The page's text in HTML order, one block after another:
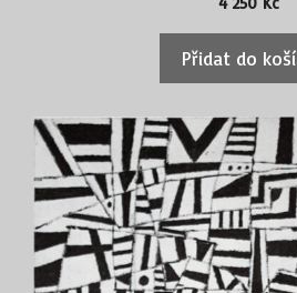
Přidat do